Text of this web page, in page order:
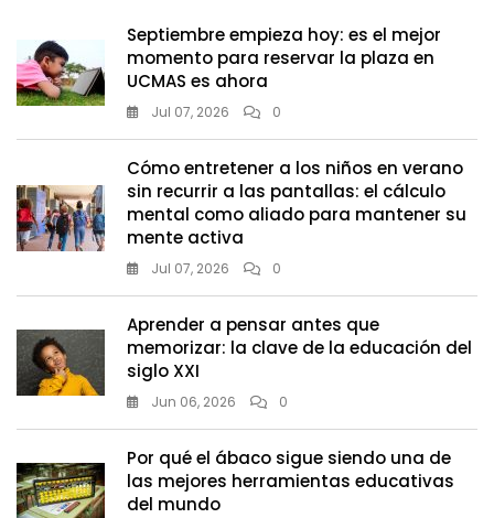
Septiembre empieza hoy: es el mejor
momento para reservar la plaza en
UCMAS es ahora
Jul 07, 2026 0
Cómo entretener a los niños en verano
sin recurrir a las pantallas: el cálculo
mental como aliado para mantener su
mente activa
Jul 07, 2026 0
Aprender a pensar antes que
memorizar: la clave de la educación del
siglo XXI
Jun 06, 2026 0
Por qué el ábaco sigue siendo una de
las mejores herramientas educativas
del mundo